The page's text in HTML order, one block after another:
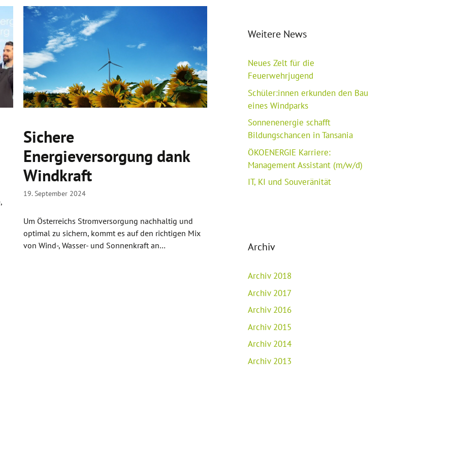
Sichere
Energieversorgung dank
Windkraft
19. September 2024
Um Österreichs Stromversorgung nachhaltig und
optimal zu sichern, kommt es auf den richtigen Mix
von Wind-, Wasser- und Sonnenkraft an…
Weitere News
Neues Zelt für die
Feuerwehrjugend
Schüler:innen erkunden den Bau
eines Windparks
Sonnenenergie schafft
Bildungschancen in Tansania
ÖKOENERGIE Karriere:
Management Assistant (m/w/d)
IT, KI und Souveränität
Archiv
Archiv 2018
Archiv 2017
Archiv 2016
Archiv 2015
Archiv 2014
Archiv 2013